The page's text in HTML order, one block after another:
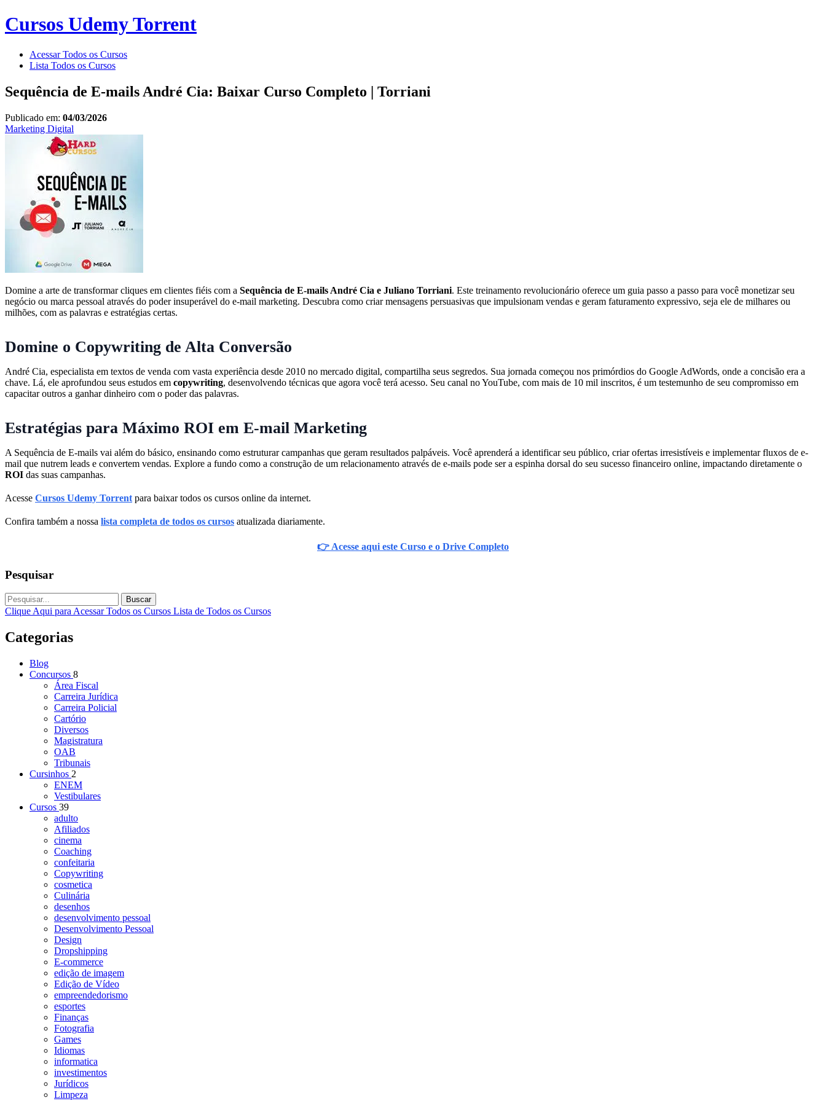
Cursos Udemy Torrent
Acessar Todos os Cursos
Lista Todos os Cursos
Sequência de E-mails André Cia: Baixar Curso Completo | Torriani
Publicado em: 04/03/2026
Marketing Digital
Domine a arte de transformar cliques em clientes fiéis com a Sequência de E-mails André Cia e Juliano Torriani. Este treinamento revolucionário oferece um guia passo a passo para você monetizar seu
negócio ou marca pessoal através do poder insuperável do e-mail marketing. Descubra como criar mensagens persuasivas que impulsionam vendas e geram faturamento expressivo, seja ele de milhares ou
milhões, com as palavras e estratégias certas.
Domine o Copywriting de Alta Conversão
André Cia, especialista em textos de venda com vasta experiência desde 2010 no mercado digital, compartilha seus segredos. Sua jornada começou nos primórdios do Google AdWords, onde a concisão era a
chave. Lá, ele aprofundou seus estudos em copywriting, desenvolvendo técnicas que agora você terá acesso. Seu canal no YouTube, com mais de 10 mil inscritos, é um testemunho de seu compromisso em
capacitar outros a ganhar dinheiro com o poder das palavras.
Estratégias para Máximo ROI em E-mail Marketing
A Sequência de E-mails vai além do básico, ensinando como estruturar campanhas que geram resultados palpáveis. Você aprenderá a identificar seu público, criar ofertas irresistíveis e implementar fluxos de e-
mail que nutrem leads e convertem vendas. Explore a fundo como a construção de um relacionamento através de e-mails pode ser a espinha dorsal do seu sucesso financeiro online, impactando diretamente o
ROI das suas campanhas.
Acesse Cursos Udemy Torrent para baixar todos os cursos online da internet.
Confira também a nossa lista completa de todos os cursos atualizada diariamente.
👉 Acesse aqui este Curso e o Drive Completo
Pesquisar
Buscar
Clique Aqui para Acessar Todos os Cursos Lista de Todos os Cursos
Categorias
Blog
Concursos 8
Área Fiscal
Carreira Jurídica
Carreira Policial
Cartório
Diversos
Magistratura
OAB
Tribunais
Cursinhos 2
ENEM
Vestibulares
Cursos 39
adulto
Afiliados
cinema
Coaching
confeitaria
Copywriting
cosmetica
Culinária
desenhos
desenvolvimento pessoal
Desenvolvimento Pessoal
Design
Dropshipping
E-commerce
edição de imagem
Edição de Vídeo
empreendedorismo
esportes
Finanças
Fotografia
Games
Idiomas
informatica
investimentos
Jurídicos
Limpeza